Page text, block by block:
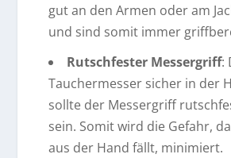
gut an den Armen oder am
und sind somit immer
Rutschfester Messergriff:
Tauchermesser sicher in der
sollte der Messergriff
sein. Somit wird die Gefahr,
aus der Hand fällt, minimiert.